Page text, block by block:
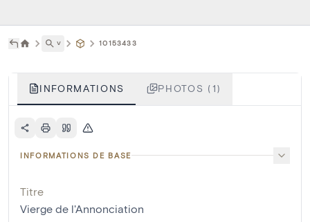
˅ 10153433
INFORMATIONS PHOTOS (1)
INFORMATIONS DE BASE
Titre
Vierge de l'Annonciation